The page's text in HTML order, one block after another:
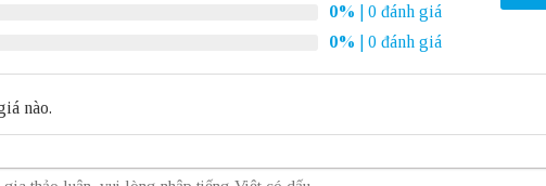
0%
| 0 đánh giá
0% | 0 đánh giá
nào.